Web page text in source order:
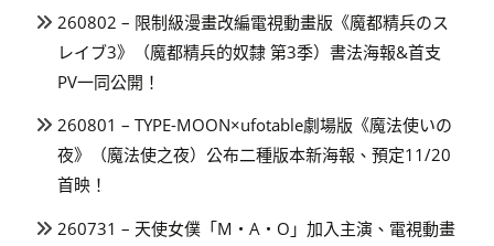
260802 – 限制級漫畫改編電視動畫版《魔都精兵のス
レイブ3》（魔都精兵的奴隸 第3季）書法海報&首支
PV一同公開！
260801 – TYPE-MOON×ufotable劇場版《魔法使いの
夜》（魔法使之夜）公布二種版本新海報、預定11/20
首映！
260731 – 天使女僕「M・A・O」加入主演、電視動畫